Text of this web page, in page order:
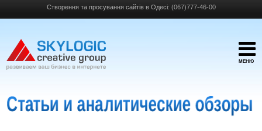
Створення та просування сайтів в Одесі: (067)777-46-00
МЕНЮ